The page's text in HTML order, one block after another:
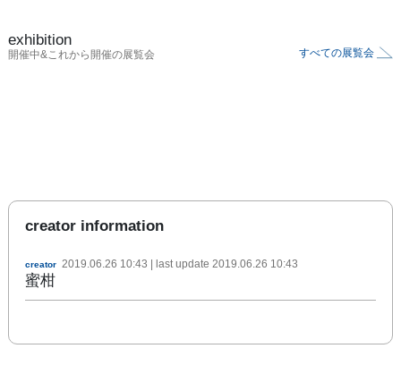
exhibition
開催中&これから開催の展覧会 すべての展覧会
creator information
creator 2019.06.26 10:43 | last update 2019.06.26 10:43
蜜柑